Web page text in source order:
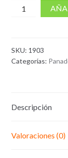
cantidad
Doble
Rueda
SKU: 1903
Categorías:
Descripción
Valoraciones (0)